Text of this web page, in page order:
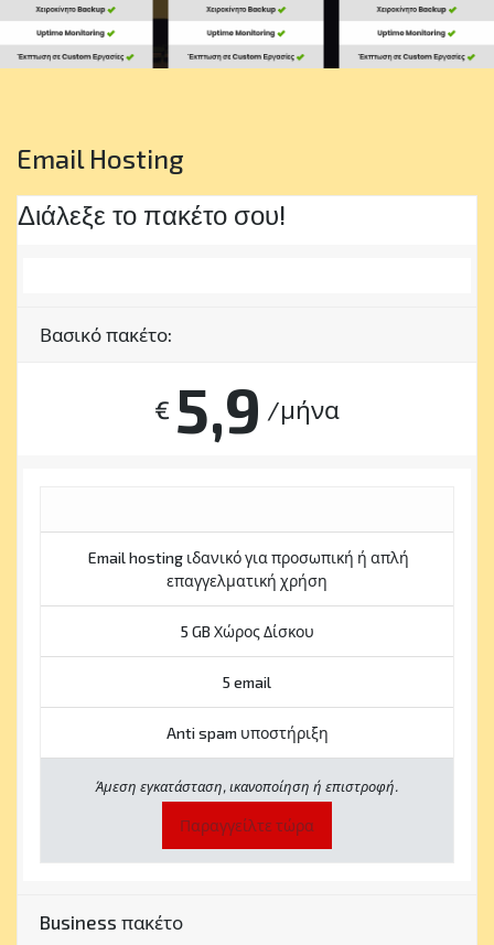
Email Hosting
Διάλεξε το πακέτο σου!
Βασικό πακέτο:
€ 5,9 /μήνα
Email hosting ιδανικό για προσωπική ή απλή
επαγγελματική χρήση
5 GB Χώρος Δίσκου
5 email
Anti spam υποστήριξη
Άμεση εγκατάσταση, ικανοποίηση ή επιστροφή.
Παραγγείλτε τώρα
Business πακέτο